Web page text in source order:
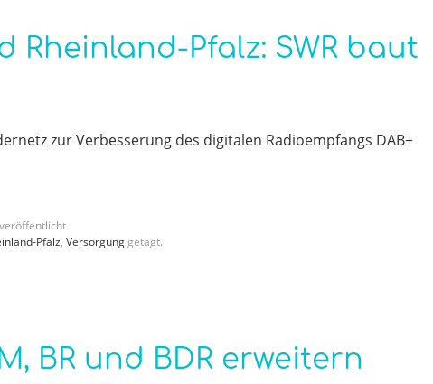
Rheinland-Pfalz: SWR baut
zur Verbesserung des digitalen Radioempfangs DAB+
veröffentlicht
Pfalz, Versorgung getagt.
BR und BDR erweitern